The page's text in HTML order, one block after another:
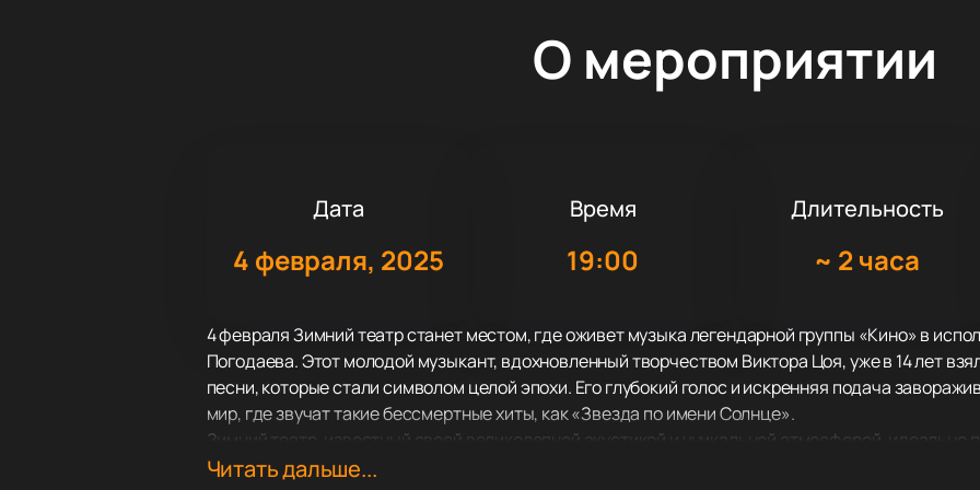
О мероприятии
Дата
4 февраля, 2025
Время
19:00
Длительность
~ 2 часа
4 февраля Зимний театр станет местом, где оживет музыка легендарной группы «Кино» в
Погодаева. Этот молодой музыкант, вдохновленный творчеством Виктора Цоя, уже в 14 лет
песни, которые стали символом целой эпохи. Его глубокий голос и искренняя подача
мир, где звучат такие бессмертные хиты, как «Звезда по имени Солнце».
Зимний театр, известный своей великолепной акустикой и уникальной атмосферой, идеально
событий. Его сцена видела множество выдающихся исполнителей, и теперь пришло время
Читать дальше...